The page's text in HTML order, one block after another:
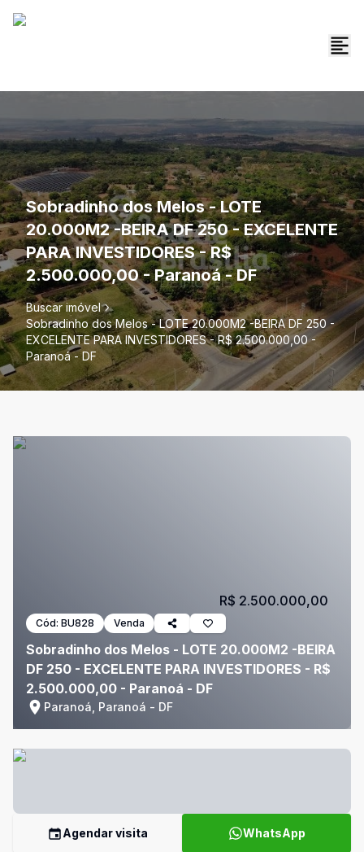
Sobradinho dos Melos - LOTE
20.000M2 -BEIRA DF 250 - EXCELENTE
PARA INVESTIDORES - R$
2.500.000,00 - Paranoá - DF
Buscar imóvel
Sobradinho dos Melos - LOTE 20.000M2 -BEIRA DF 250 -
EXCELENTE PARA INVESTIDORES - R$ 2.500.000,00 -
Paranoá - DF
Cód: BU828 Venda
Sobradinho dos Melos - LOTE 20.000M2 -BEIRA
DF 250 - EXCELENTE PARA INVESTIDORES - R$
2.500.000,00 - Paranoá - DF
Paranoá, Paranoá - DF
R$ 2.500.000,00
Agendar visita WhatsApp